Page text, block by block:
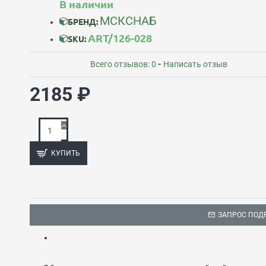
В наличии
БРЕНД: МСКСНАБ
SKU:ART/126-028
Всего отзывов: 0 - Написать отзыв
2185 ₽
КУПИТЬ
ЗАПРОС